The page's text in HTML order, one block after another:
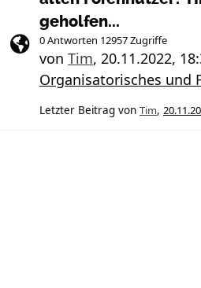
geholfen...
0 Antworten 12957 Zugriffe
von Tim, 20.11.2022,
Organisatorisches und
Letzter Beitrag von Tim,